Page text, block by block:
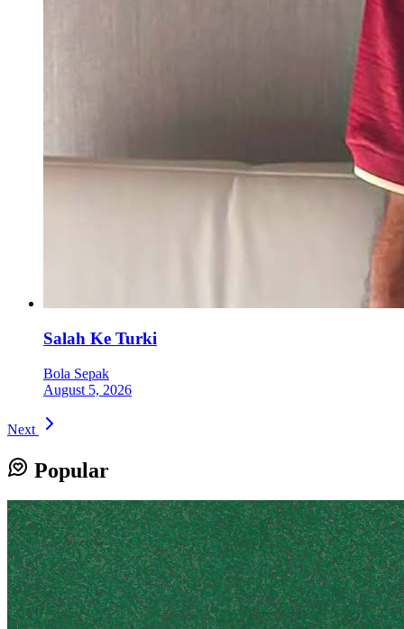
Salah Ke Turki
Bola Sepak
August 5, 2026
Next
Popular